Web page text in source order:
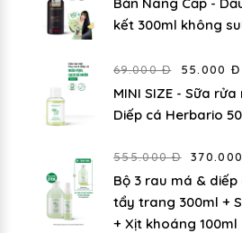
Bản Nâng Cấp -
kết 300ml không
69.000 Đ 55.000 Đ
MINI SIZE - Sữa
Diếp cá Herbario
555.000 Đ
Bộ 3 rau má &
tẩy trang 300ml +
+ Xịt khoáng 100ml